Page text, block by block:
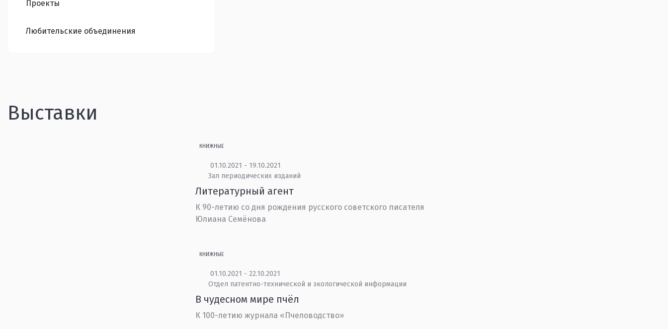
Проекты
Любительские объединения
Выставки
КНИЖНЫЕ
01.10.2021 - 19.10.2021
Зал периодических изданий
Литературный агент
К 90-летию со дня рождения русского советского писателя
Юлиана Семёнова
КНИЖНЫЕ
01.10.2021 - 22.10.2021
Отдел патентно-технической и экологической информации
В чудесном мире пчёл
К 100-летию журнала «Пчеловодство»